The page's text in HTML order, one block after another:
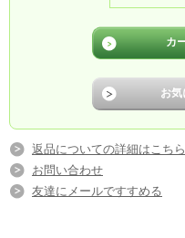
返品についての詳細はこちら
お問い合わせ
友達にメールですすめる